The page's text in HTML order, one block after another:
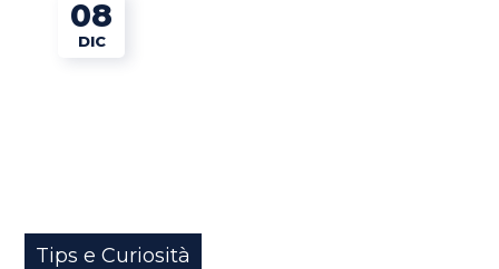
08
DIC
Tips e Curiosità